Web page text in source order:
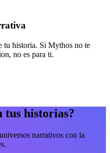
tu historia. Si Mythos no te
no es para ti.
tus historias?
narrativos con la